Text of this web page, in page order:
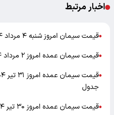
اخبار مرتبط
●قیمت سیمان امروز شنبه ۴ مرداد ۱۴۰۴ + جدول
●قیمت سیمان عمده امروز ۲ مرداد ۱۴۰۴ + جدول
●
جدول
●